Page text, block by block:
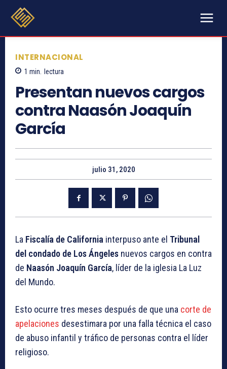
INTERNACIONAL
1 min. lectura
Presentan nuevos cargos
contra Naasón Joaquín
García
julio 31, 2020
La Fiscalía de California interpuso ante el Tribunal
del condado de Los Ángeles nuevos cargos en contra
de Naasón Joaquín García, líder de la iglesia La Luz
del Mundo.
Esto ocurre tres meses después de que una corte de
apelaciones desestimara por una falla técnica el caso
de abuso infantil y tráfico de personas contra el líder
religioso.